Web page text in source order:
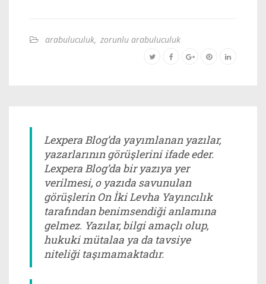
arabuluculuk, zorunlu arabuluculuk
Lexpera Blog’da yayımlanan yazılar,
yazarlarının görüşlerini ifade eder.
Lexpera Blog’da bir yazıya yer
verilmesi, o yazıda savunulan
görüşlerin On İki Levha Yayıncılık
tarafından benimsendiği anlamına
gelmez. Yazılar, bilgi amaçlı olup,
hukuki mütalaa ya da tavsiye
niteliği taşımamaktadır.